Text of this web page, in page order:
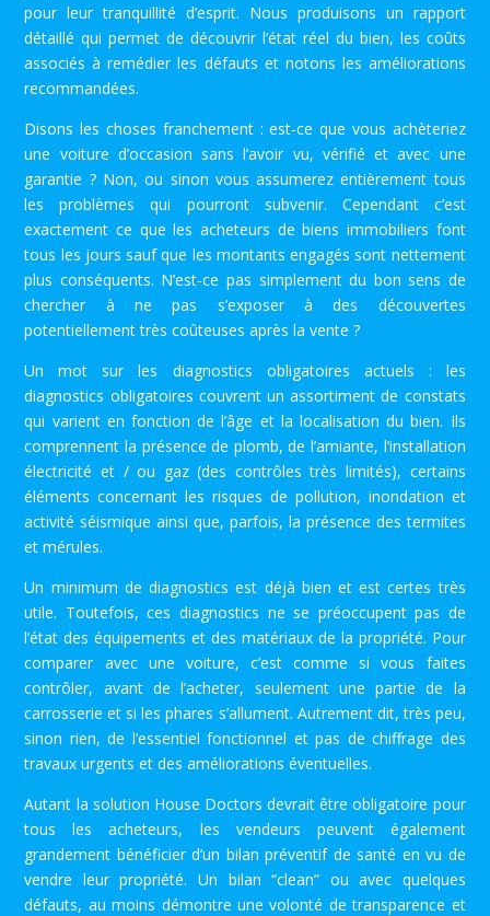
pour leur tranquillité d’esprit. Nous produisons un rapport
détaillé qui permet de découvrir l’état réel du bien, les coûts
associés à remédier les défauts et notons les améliorations
recommandées.
Disons les choses franchement : est-ce que vous achèteriez
une voiture d’occasion sans l’avoir vu, vérifié et avec une
garantie ? Non, ou sinon vous assumerez entièrement tous
les problèmes qui pourront subvenir. Cependant c’est
exactement ce que les acheteurs de biens immobiliers font
tous les jours sauf que les montants engagés sont nettement
plus conséquents. N’est-ce pas simplement du bon sens de
chercher à ne pas s’exposer à des découvertes
potentiellement très coûteuses après la vente ?
Un mot sur les diagnostics obligatoires actuels : les
diagnostics obligatoires couvrent un assortiment de constats
qui varient en fonction de l’âge et la localisation du bien. Ils
comprennent la présence de plomb, de l’amiante, l’installation
électricité et / ou gaz (des contrôles très limités), certains
éléments concernant les risques de pollution, inondation et
activité séismique ainsi que, parfois, la présence des termites
et mérules.
Un minimum de diagnostics est déjà bien et est certes très
utile. Toutefois, ces diagnostics ne se préoccupent pas de
l’état des équipements et des matériaux de la propriété. Pour
comparer avec une voiture, c’est comme si vous faites
contrôler, avant de l’acheter, seulement une partie de la
carrosserie et si les phares s’allument. Autrement dit, très peu,
sinon rien, de l’essentiel fonctionnel et pas de chiffrage des
travaux urgents et des améliorations éventuelles.
Autant la solution House Doctors devrait être obligatoire pour
tous les acheteurs, les vendeurs peuvent également
grandement bénéficier d’un bilan préventif de santé en vu de
vendre leur propriété. Un bilan “clean” ou avec quelques
défauts, au moins démontre une volonté de transparence et